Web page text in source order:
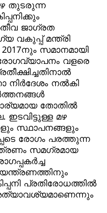
തുടരുന്ന
ജാഗ്രത
വകുപ്പ് മന്ത്രി
സമാനമായി
വളരെ
നിര്‍ദേശം നല്‍കി
തോതില്‍
ഇടവിട്ടുള്ള മഴ
സ്ഥാപനങ്ങളും
രോഗം പരത്തുന്ന
സമഗ്രമായ
പ്രതിരോധത്തില്‍